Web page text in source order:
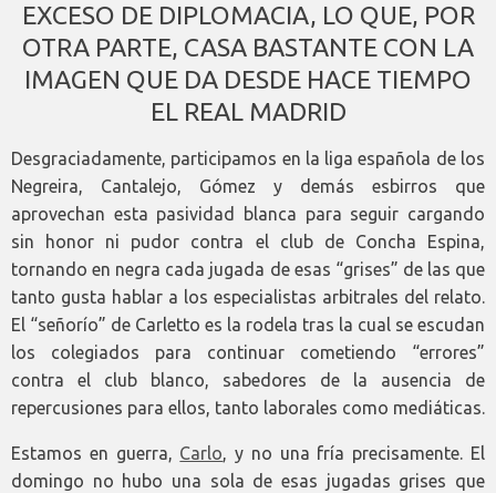
EXCESO DE DIPLOMACIA, LO QUE, POR
OTRA PARTE, CASA BASTANTE CON LA
IMAGEN QUE DA DESDE HACE TIEMPO
EL REAL MADRID
Desgraciadamente, participamos en la liga española de los
Negreira, Cantalejo, Gómez y demás esbirros que
aprovechan esta pasividad blanca para seguir cargando
sin honor ni pudor contra el club de Concha Espina,
tornando en negra cada jugada de esas “grises” de las que
tanto gusta hablar a los especialistas arbitrales del relato.
El “señorío” de Carletto es la rodela tras la cual se escudan
los colegiados para continuar cometiendo “errores”
contra el club blanco, sabedores de la ausencia de
repercusiones para ellos, tanto laborales como mediáticas.
Estamos en guerra, Carlo, y no una fría precisamente. El
domingo no hubo una sola de esas jugadas grises que